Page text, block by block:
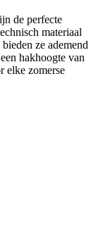
de perfecte
materiaal
ze ademend
hakhoogte van
elke zomerse